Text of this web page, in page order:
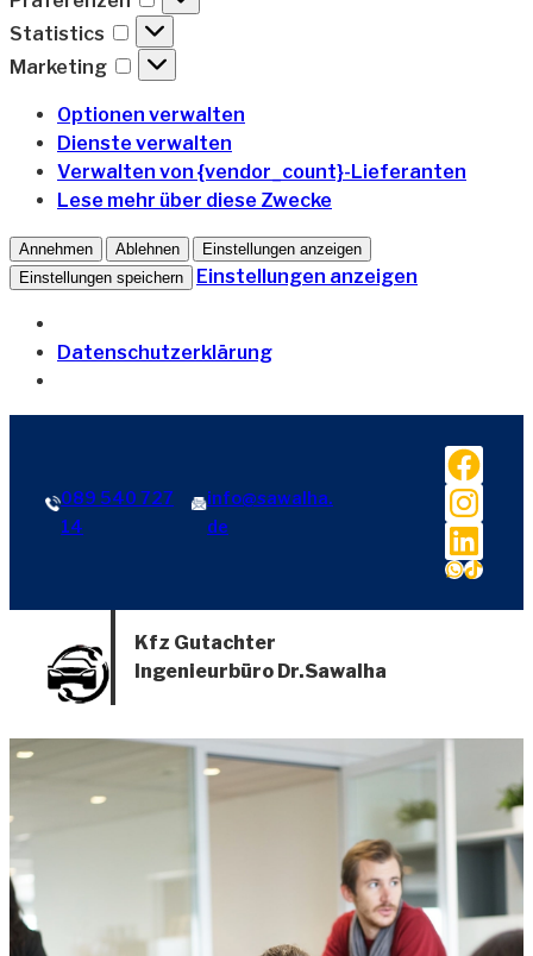
Statistics
Statistics
Marketing
Marketing
Optionen verwalten
Dienste verwalten
Verwalten von {vendor_count}-Lieferanten
Lese mehr über diese Zwecke
Annehmen Ablehnen
Einstellungen anzeigen
Einstellungen speichern
Einstellungen anzeigen
Datenschutzerklärung
089 540 727
14
info@sawalha.
de
Facebook
Instagram
LinkedIn
WhatsApp TikTok
Kfz Gutachter
Ingenieurbüro Dr.Sawalha